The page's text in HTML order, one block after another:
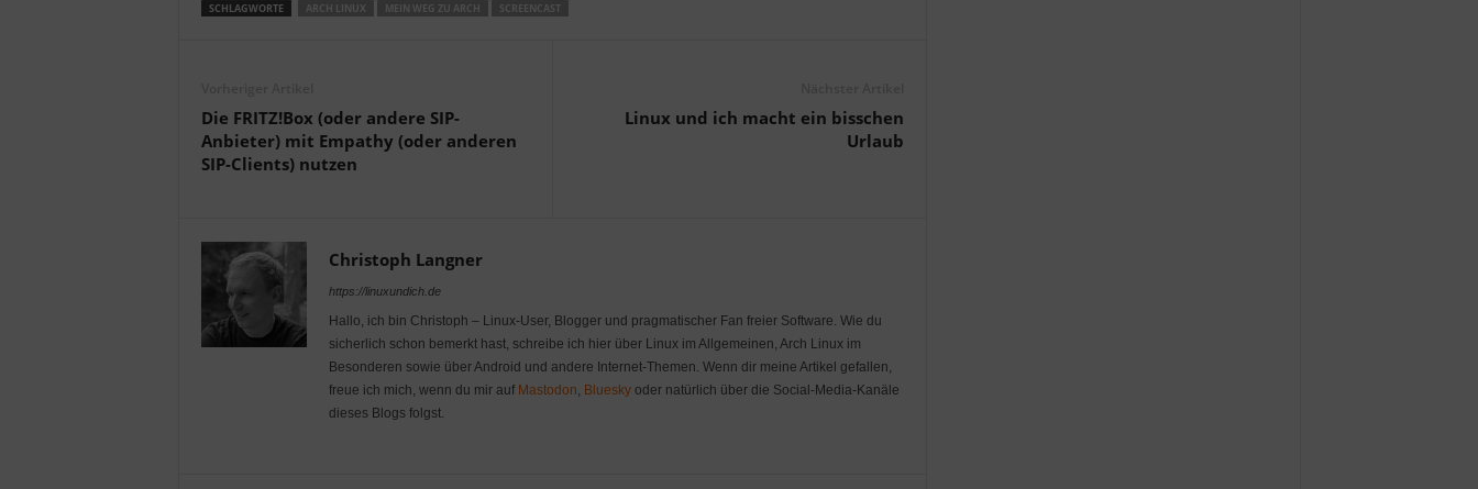
SCHLAGWORTE ARCH LINUX MEIN WEG ZU ARCH SCREENCAST
Die FRITZ!Box (oder andere SIP-
Anbieter) mit Empathy (oder anderen
SIP-Clients) nutzen
Linux und ich macht ein bisschen
Urlaub
Christoph Langner
https://linuxundich.de
Hallo, ich bin Christoph – Linux-User, Blogger und pragmatischer Fan freier Software. Wie du
sicherlich schon bemerkt hast, schreibe ich hier über Linux im Allgemeinen, Arch Linux im
Besonderen sowie über Android und andere Internet-Themen. Wenn dir meine Artikel gefallen,
freue ich mich, wenn du mir auf Mastodon, Blueskyoder natürlich über die Social-Media-Kanäle
dieses Blogs folgst.